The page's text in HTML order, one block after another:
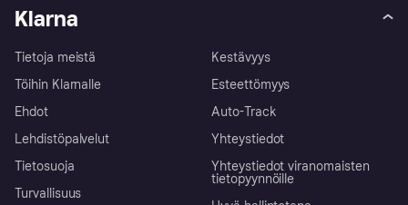
Klarna
Tietoja meistä
Töihin Klarnalle
Ehdot
Lehdistöpalvelut
Tietosuoja
Turvallisuus
Kestävyys
Esteettömyys
Auto-Track
Yhteystiedot
Yhteystiedot viranomaisten
tietopyynnöille